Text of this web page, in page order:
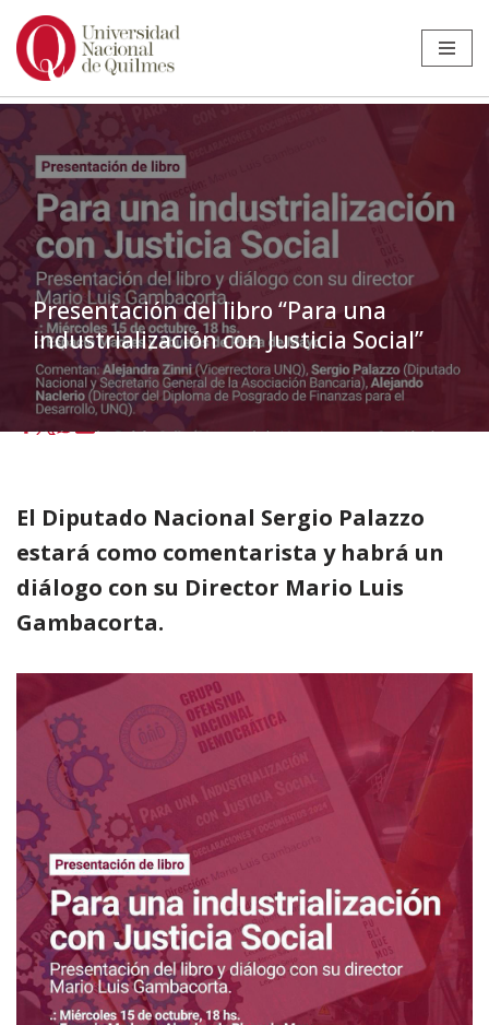
Ir
contenido
Presentación del libro “Para una
industrialización con Justicia Social”
Inicio Noticias »Estudiantes»Presentación del libro “Para una
industrialización con Justicia Social”
El Diputado Nacional Sergio Palazzo
estará como comentarista y habrá un
diálogo con su Director Mario Luis
Gambacorta.